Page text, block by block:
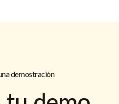
demostración